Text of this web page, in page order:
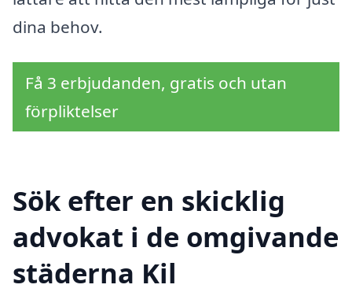
dina behov.
Få 3 erbjudanden, gratis och utan
förpliktelser
Sök efter en skicklig
advokat i de omgivande
städerna Kil